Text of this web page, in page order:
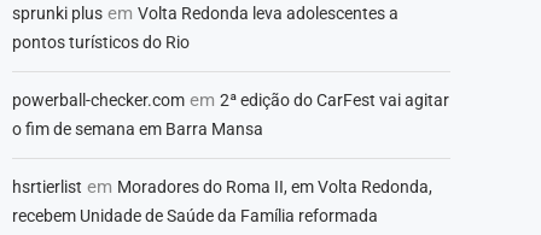
sprunki plus em Volta Redonda leva adolescentes a
pontos turísticos do Rio
powerball-checker.com em 2ª edição do CarFest vai agitar
o fim de semana em Barra Mansa
hsrtierlist em Moradores do Roma II, em Volta Redonda,
recebem Unidade de Saúde da Família reformada